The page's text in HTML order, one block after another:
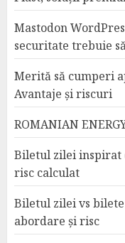
Mastodon
securitate trebuie
Merită să cumperi
Avantaje și riscuri
ROMANIAN
Biletul zilei inspirat
risc calculat
Biletul zilei vs
abordare și risc